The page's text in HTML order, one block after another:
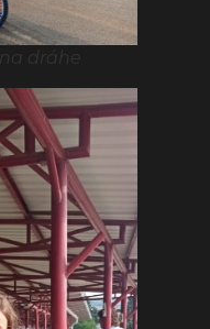
dráhe